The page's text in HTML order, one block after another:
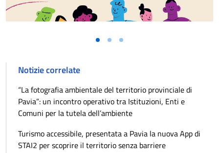
Notizie correlate
“La fotografia ambientale del territorio provinciale di
Pavia”: un incontro operativo tra Istituzioni, Enti e
Comuni per la tutela dell’ambiente
Turismo accessibile, presentata a Pavia la nuova App di
STAI2 per scoprire il territorio senza barriere